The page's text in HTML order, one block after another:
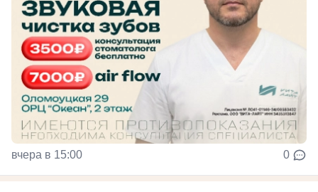
вчера в 15:00 0